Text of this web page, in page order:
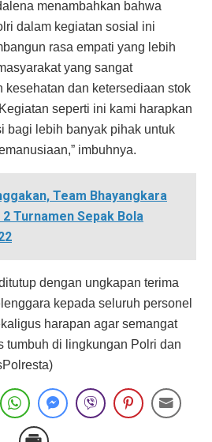
menambahkan bahwa
dalam kegiatan sosial ini
rasa empati yang lebih
yang sangat
kesehatan dan ketersediaan stok
seperti ini kami harapkan
bagi lebih banyak pihak untuk
imbuhnya.
Team Bhayangkara
Turnamen Sepak Bola
dengan ungkapan terima
kepada seluruh personel
harapan agar semangat
tumbuh di lingkungan Polri dan